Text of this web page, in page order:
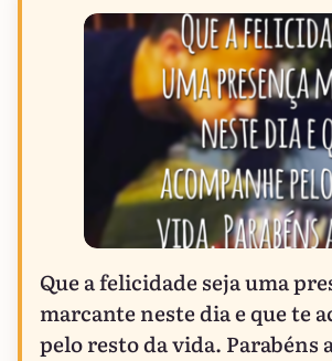
Que a felicidade seja uma
marcante neste dia e que te
pelo resto da vida. Parabéns